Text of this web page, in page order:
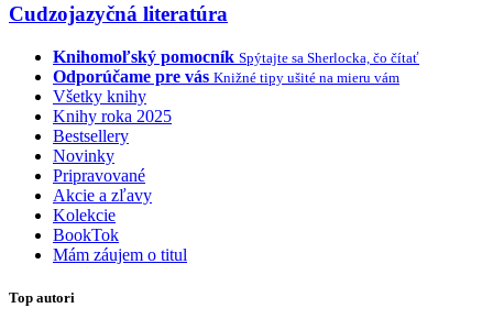
Cudzojazyčná literatúra
Knihomoľský pomocník Spýtajte sa Sherlocka, čo čítať
Odporúčame pre vás Knižné tipy ušité na mieru vám
Všetky knihy
Knihy roka 2025
Bestsellery
Novinky
Pripravované
Akcie a zľavy
Kolekcie
BookTok
Mám záujem o titul
Top autori